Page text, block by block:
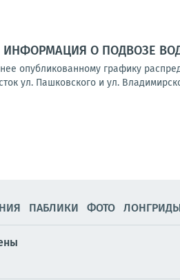
О ПОДВОЗЕ
опубликованному графику
ул. Пашковского и ул.
ПАБЛИКИ ФОТО ЛОНГРИДЫ